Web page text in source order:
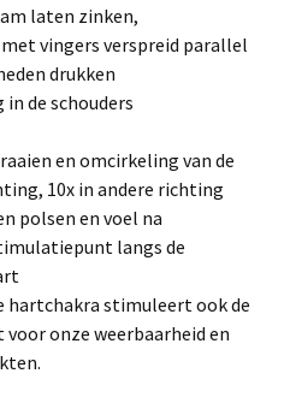
laten zinken,
vingers verspreid parallel
drukken
de schouders
en omcirkeling van de
10x in andere richting
polsen en voel na
langs de
hartchakra stimuleert ook de
onze weerbaarheid en